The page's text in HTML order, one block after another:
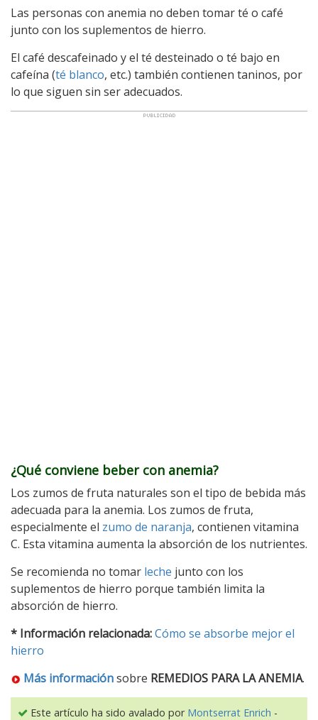
Las personas con anemia no deben tomar té o café
junto con los suplementos de hierro.
El café descafeinado y el té desteinado o té bajo en
cafeína (té blanco, etc.) también contienen taninos, por
lo que siguen sin ser adecuados.
¿Qué conviene beber con anemia?
Los zumos de fruta naturales son el tipo de bebida más
adecuada para la anemia. Los zumos de fruta,
especialmente el zumo de naranja, contienen vitamina
C. Esta vitamina aumenta la absorción de los nutrientes.
Se recomienda no tomar leche junto con los
suplementos de hierro porque también limita la
absorción de hierro.
* Información relacionada:Cómo se absorbe mejor el
hierro
Más informaciónsobre REMEDIOS PARA LA ANEMIA.
Este artículo ha sido avalado por Montserrat Enrich -